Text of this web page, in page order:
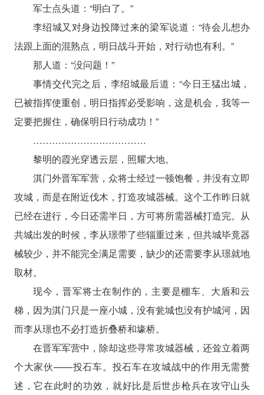
军士点头道：“明白了。”
李绍城又对身边投降过来的梁军说道：“待会儿想办
法跟上面的混熟点，明日战斗开始，对行动也有利。”
那人道：“没问题！”
事情交代完之后，李绍城最后道：“今日王猛出城，
已被指挥使重创，明日指挥必受影响，这是机会，我等一
定要把握住，确保明日行动成功！”
………………………………
黎明的霞光穿透云层，照耀大地。
淇门外晋军军营，众将士经过一顿饱餐，并没有立即
攻城，而是在附近伐木，打造攻城器械。这个工作昨日就
已经在进行，今日还需半日，方可将所需器械打造完。从
共城出发的时候，李从璟带了些辎重过来，但共城毕竟器
械较少，并不能完全满足需要，缺少的还需要李从璟就地
取材。
现今，晋军将士在制作的，主要是棚车、大盾和云
梯，因为淇门只是一座小城，没有瓮城也没有护城河，因
而李从璟也不必打造折叠桥和壕桥。
在晋军军营中，除却这些寻常攻城器械，还耸立着两
个大家伙——投石车。投石车在攻城战中的作用无需赘
述，它在此时的功效，就好比是后世步枪兵在攻守山头